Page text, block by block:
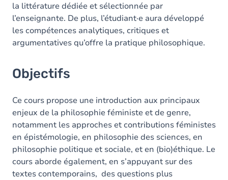
la littérature dédiée et sélectionnée par
l’enseignante. De plus, l’étudiant·e aura développé
les compétences analytiques, critiques et
argumentatives qu’offre la pratique philosophique.
Objectifs
Ce cours propose une introduction aux principaux
enjeux de la philosophie féministe et de genre,
notamment les approches et contributions féministes
en épistémologie, en philosophie des sciences, en
philosophie politique et sociale, et en (bio)éthique. Le
cours aborde également, en s’appuyant sur des
textes contemporains, des questions plus